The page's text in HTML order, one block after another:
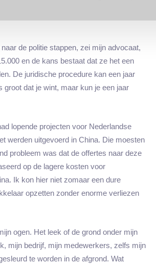
de politie stappen, zei mijn advocaat,
en de kans bestaat dat ze het een
De juridische procedure kan een jaar
groot dat je wint, maar kun je een jaar
lopende projecten voor Nederlandse
werden uitgevoerd in China. Die moesten
probleem was dat de offertes naar deze
op de lagere kosten voor
Ik kon hier niet zomaar een dure
opzetten zonder enorme verliezen
ogen. Het leek of de grond onder mijn
mijn bedrijf, mijn medewerkers, zelfs mijn
te worden in de afgrond. Wat